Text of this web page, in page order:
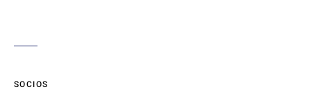
SOCIOS